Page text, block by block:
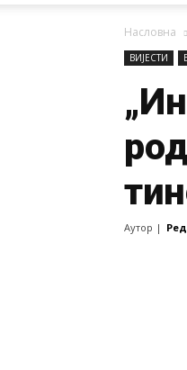
Насловна
ВИЈЕСТИ
Аутор |